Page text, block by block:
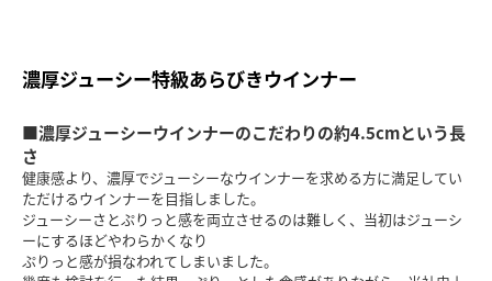
濃厚ジューシー特級あらびきウインナー
■濃厚ジューシーウインナーのこだわりの約4.5cmという長
さ
健康感より、濃厚でジューシーなウインナーを求める方に満足してい
ただけるウインナーを目指しました。
ジューシーさとぷりっと感を両立させるのは難しく、当初はジューシ
ーにするほどやわらかくなり
ぷりっと感が損なわれてしまいました。